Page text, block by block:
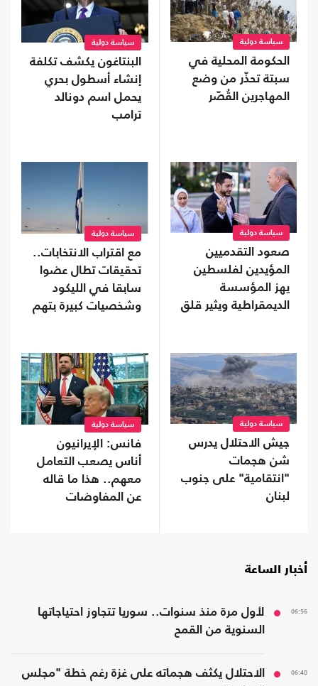
سياسة دولية
الحكومة المحلية في
سبتة تحذّر من وضع
المهاجرين القُصّر
سياسة دولية
البنتاغون يكشف تكلفة
إنشاء أسطول بحري
يحمل اسم دونالد
ترامب
سياسة دولية
صعود التقدميين
المؤيدين لفلسطين
يهز المؤسسة
الديمقراطية ويثير قلق
سياسة دولية
مع اقتراب الانتخابات..
تحقيقات تطال عضوا
سابقا في الليكود
وشخصيات كبيرة بتهم
سياسة دولية
جيش الاحتلال يدرس
شن هجمات
"انتقامية" على جنوب
لبنان
سياسة دولية
فانس: الإيرانيون
أناس يصعب التعامل
معهم.. هذا ما قاله
عن المفاوضات
أخبار الساعة
06:56
لأول مرة منذ سنوات.. سوريا تتجاوز احتياجاتها
السنوية من القمح
06:48
الاحتلال يكثف هجماته على غزة رغم خطة "مجلس